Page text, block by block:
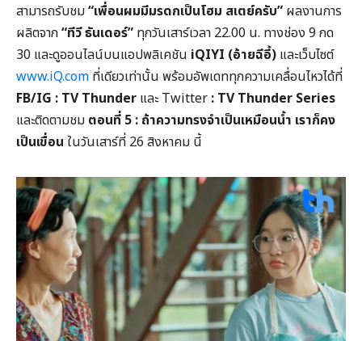
สามารถรับชม“เพื่อนผมมีมรดกเป็นโฮม สเตย์ครับ” ผลงานการ
ผลิตจาก“ทีวี ธันเดอร์” ทุกวันเสาร์เวลา 22.00 น. ทางช่อง 9 กด
30 และดูออนไลน์บนแอปพลิเคชัน iQIYI (อ้ายฉีอี้) และเว็บไซต์
www.iQ.com ที่เดียวเท่านั้น พร้อมอัพเดททุกความเคลื่อนไหวได้ที่
FB/IG : TV Thunder และ Twitter : TV Thunder Series
และติดตามชม ตอนที่ 5 : ถ้าความทรงจำเป็นเหมือนน้ำ เราก็คง
เป็นเขื่อน ในวันเสาร์ที่ 26 สิงหาคม นี้